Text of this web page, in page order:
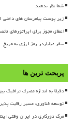
شما نظر بدهید
زیر پوست پیامرسان های داخلی
اعطای مجوز برای
سفر میلیاردر رمز ارزی به مریخ
پربحث ترین ها
دقیقا به اندازه مصرف ترافیک
توسعه فناوری، مسیر رقابت
مرگ دورکاری در ایران وقتی